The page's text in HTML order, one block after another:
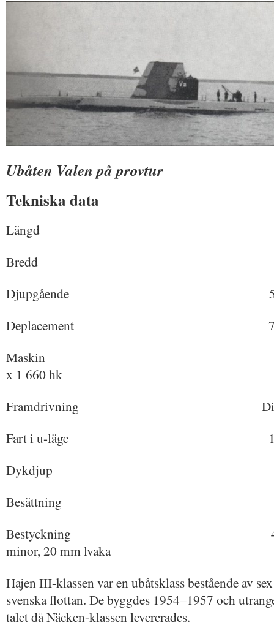
Ubåten Valen på provtur
Tekniska data
Längd 65,8
Bredd 5,1
Djupgående 5
Deplacement 720
Maskin 2 x H-V
x 1 660 hk
Framdrivning
Fart i u-läge 16
Dykdjup 150
Besättning 44
Bestyckning 4 x 53 cm
minor, 20 mm lvaka
Hajen III-klassen var en ubåtsklass bestående av
svenska flottan. De byggdes 1954–1957 och
talet då Näcken-klassen levererades.